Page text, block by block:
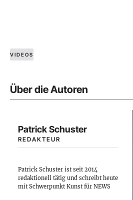
VIDEOS
Über die Autoren
Patrick Schuster
REDAKTEUR
Patrick Schuster ist seit 2014
redaktionell tätig und schreibt heute
mit Schwerpunkt Kunst für NEWS